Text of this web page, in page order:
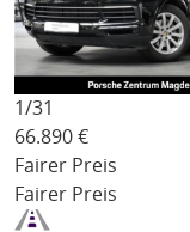
1/31
66.890 €
Fairer Preis
Fairer Preis